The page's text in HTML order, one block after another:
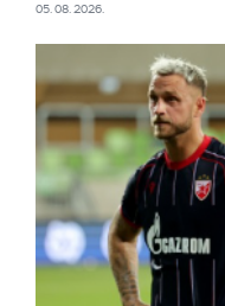
05. 08. 2026.